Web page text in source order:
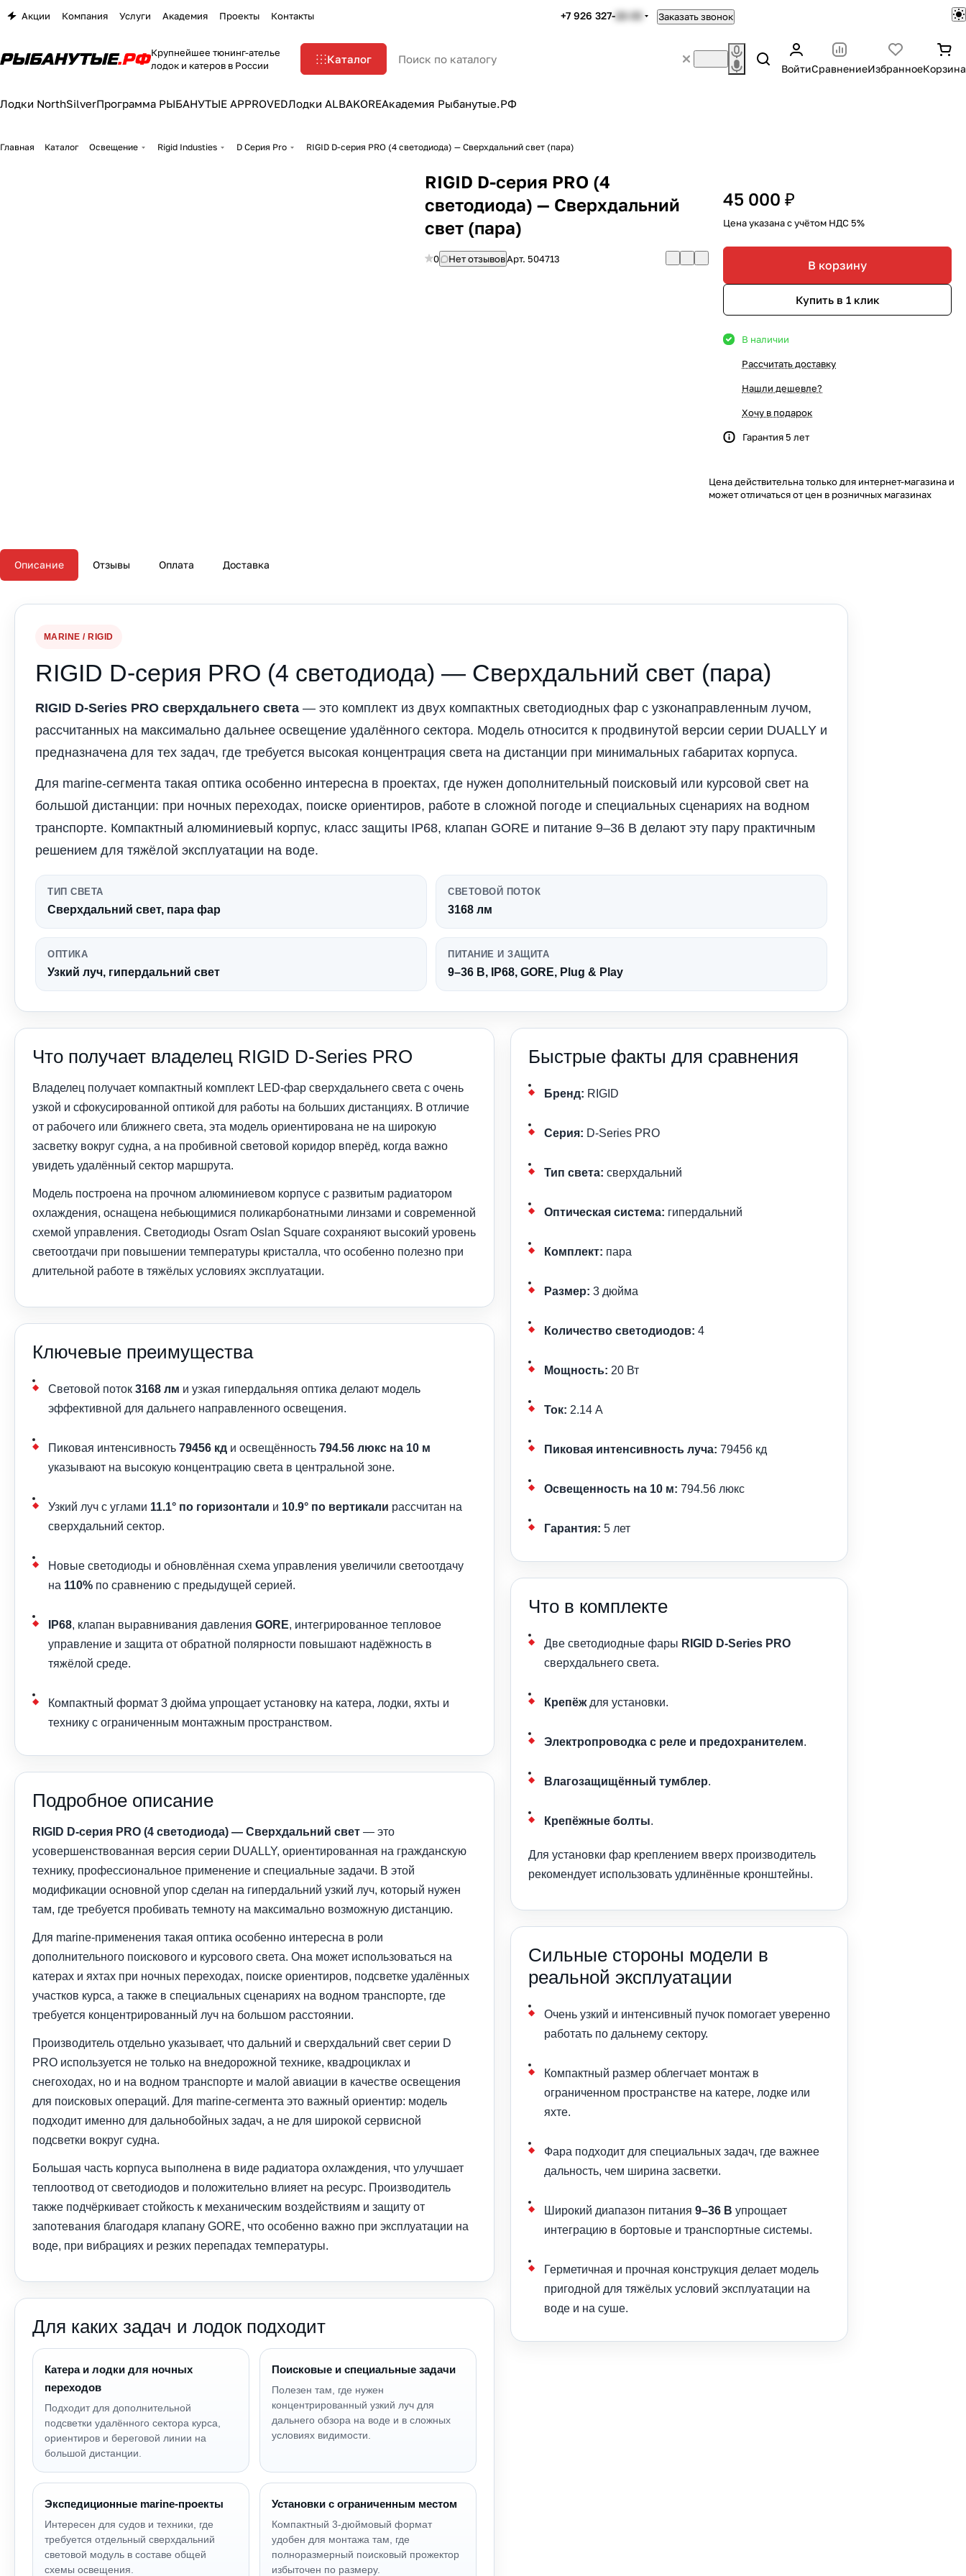
Акции Компания Услуги Академия Проекты Контакты +7 926 327-22-33 Заказать звонок
Крупнейшее тюнинг-ателье
лодок и катеров в России
Каталог
ВойтиСравнениеИзбранноеКорзина
Лодки NorthSilverПрограмма РЫБАНУТЫЕ APPROVEDЛодки ALBAKOREАкадемия Рыбанутые.РФ
Главная Каталог Освещение Rigid Industies D Серия Pro RIGID D-серия PRO (4 светодиода) — Сверхдальний свет (пара)
RIGID D-серия PRO (4
светодиода) — Сверхдальний
свет (пара)
0 Нет отзывовАрт. 504713
45 000 ₽
Цена указана с учётом НДС 5%
В корзину
Купить в 1 клик
В наличии
Рассчитать доставку
Нашли дешевле?
Хочу в подарок
Гарантия 5 лет
Цена действительна только для интернет-магазина и
может отличаться от цен в розничных магазинах
Описание Отзывы Оплата Доставка
MARINE / RIGID
RIGID D-серия PRO (4 светодиода) — Сверхдальний свет (пара)
RIGID D-Series PRO сверхдальнего света — это комплект из двух компактных светодиодных фар с узконаправленным лучом,
рассчитанных на максимально дальнее освещение удалённого сектора. Модель относится к продвинутой версии серии DUALLY и
предназначена для тех задач, где требуется высокая концентрация света на дистанции при минимальных габаритах корпуса.
Для marine-сегмента такая оптика особенно интересна в проектах, где нужен дополнительный поисковый или курсовой свет на
большой дистанции: при ночных переходах, поиске ориентиров, работе в сложной погоде и специальных сценариях на водном
транспорте. Компактный алюминиевый корпус, класс защиты IP68, клапан GORE и питание 9–36 В делают эту пару практичным
решением для тяжёлой эксплуатации на воде.
ТИП СВЕТА
Сверхдальний свет, пара фар
СВЕТОВОЙ ПОТОК
3168 лм
ОПТИКА
Узкий луч, гипердальний свет
ПИТАНИЕ И ЗАЩИТА
9–36 В, IP68, GORE, Plug & Play
Что получает владелец RIGID D-Series PRO
Владелец получает компактный комплект LED-фар сверхдальнего света с очень
узкой и сфокусированной оптикой для работы на больших дистанциях. В отличие
от рабочего или ближнего света, эта модель ориентирована не на широкую
засветку вокруг судна, а на пробивной световой коридор вперёд, когда важно
увидеть удалённый сектор маршрута.
Модель построена на прочном алюминиевом корпусе с развитым радиатором
охлаждения, оснащена небьющимися поликарбонатными линзами и современной
схемой управления. Светодиоды Osram Oslan Square сохраняют высокий уровень
светоотдачи при повышении температуры кристалла, что особенно полезно при
длительной работе в тяжёлых условиях эксплуатации.
Ключевые преимущества
Световой поток 3168 лм и узкая гипердальняя оптика делают модель
эффективной для дальнего направленного освещения.
Пиковая интенсивность 79456 кд и освещённость 794.56 люкс на 10 м
указывают на высокую концентрацию света в центральной зоне.
Узкий луч с углами 11.1° по горизонтали и 10.9° по вертикали рассчитан на
сверхдальний сектор.
Новые светодиоды и обновлённая схема управления увеличили светоотдачу
на 110% по сравнению с предыдущей серией.
IP68, клапан выравнивания давления GORE, интегрированное тепловое
управление и защита от обратной полярности повышают надёжность в
тяжёлой среде.
Компактный формат 3 дюйма упрощает установку на катера, лодки, яхты и
технику с ограниченным монтажным пространством.
Подробное описание
RIGID D-серия PRO (4 светодиода) — Сверхдальний свет — это
усовершенствованная версия серии DUALLY, ориентированная на гражданскую
технику, профессиональное применение и специальные задачи. В этой
модификации основной упор сделан на гипердальний узкий луч, который нужен
там, где требуется пробивать темноту на максимально возможную дистанцию.
Для marine-применения такая оптика особенно интересна в роли
дополнительного поискового и курсового света. Она может использоваться на
катерах и яхтах при ночных переходах, поиске ориентиров, подсветке удалённых
участков курса, а также в специальных сценариях на водном транспорте, где
требуется концентрированный луч на большом расстоянии.
Производитель отдельно указывает, что дальний и сверхдальний свет серии D
PRO используется не только на внедорожной технике, квадроциклах и
снегоходах, но и на водном транспорте и малой авиации в качестве освещения
для поисковых операций. Для marine-сегмента это важный ориентир: модель
подходит именно для дальнобойных задач, а не для широкой сервисной
подсветки вокруг судна.
Большая часть корпуса выполнена в виде радиатора охлаждения, что улучшает
теплоотвод от светодиодов и положительно влияет на ресурс. Производитель
также подчёркивает стойкость к механическим воздействиям и защиту от
запотевания благодаря клапану GORE, что особенно важно при эксплуатации на
воде, при вибрациях и резких перепадах температуры.
Для каких задач и лодок подходит
Катера и лодки для ночных
переходов
Подходит для дополнительной
подсветки удалённого сектора курса,
ориентиров и береговой линии на
большой дистанции.
Поисковые и специальные задачи
Полезен там, где нужен
концентрированный узкий луч для
дальнего обзора на воде и в сложных
условиях видимости.
Экспедиционные marine-проекты
Интересен для судов и техники, где
требуется отдельный сверхдальний
световой модуль в составе общей
схемы освещения.
Установки с ограниченным местом
Компактный 3-дюймовый формат
удобен для монтажа там, где
полноразмерный поисковый прожектор
избыточен по размеру.
Быстрые факты для сравнения
Бренд: RIGID
Серия: D-Series PRO
Тип света: сверхдальний
Оптическая система: гипердальний
Комплект: пара
Размер: 3 дюйма
Количество светодиодов: 4
Мощность: 20 Вт
Ток: 2.14 А
Пиковая интенсивность луча: 79456 кд
Освещенность на 10 м: 794.56 люкс
Гарантия: 5 лет
Что в комплекте
Две светодиодные фары RIGID D-Series PRO
сверхдальнего света.
Крепёждля установки.
Электропроводка с реле и предохранителем.
Влагозащищённый тумблер.
Крепёжные болты.
Для установки фар креплением вверх производитель
рекомендует использовать удлинённые кронштейны.
Сильные стороны модели в
реальной эксплуатации
Очень узкий и интенсивный пучок помогает уверенно
работать по дальнему сектору.
Компактный размер облегчает монтаж в
ограниченном пространстве на катере, лодке или
яхте.
Фара подходит для специальных задач, где важнее
дальность, чем ширина засветки.
Широкий диапазон питания 9–36 В упрощает
интеграцию в бортовые и транспортные системы.
Герметичная и прочная конструкция делает модель
пригодной для тяжёлых условий эксплуатации на
воде и на суше.